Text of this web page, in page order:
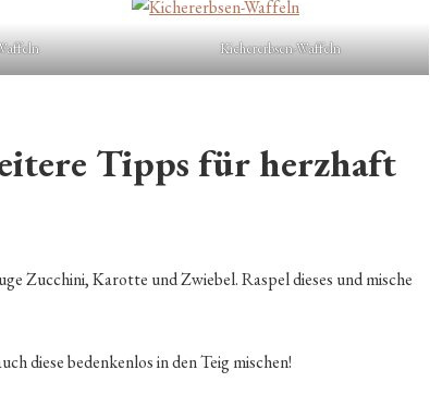
Kichererbsen-Waffeln
Tipps für herzhaft
Zucchini, Karotte und Zwiebel. Raspel dieses und mische
diese bedenkenlos in den Teig mischen!